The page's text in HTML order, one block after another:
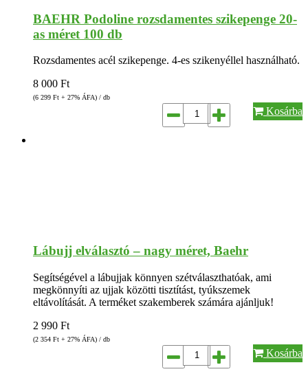
BAEHR Podoline rozsdamentes szikepenge 20-
as méret 100 db
Rozsdamentes acél szikepenge. 4-es szikenyéllel használható.
8 000 Ft
(6 299 Ft + 27% ÁFA) / db
Kosárba
Lábujj elválasztó – nagy méret, Baehr
Segítségével a lábujjak könnyen szétválaszthatóak, ami
megkönnyíti az ujjak közötti tisztítást, tyúkszemek
eltávolítását. A terméket szakemberek számára ajánljuk!
2 990 Ft
(2 354 Ft + 27% ÁFA) / db
Kosárba